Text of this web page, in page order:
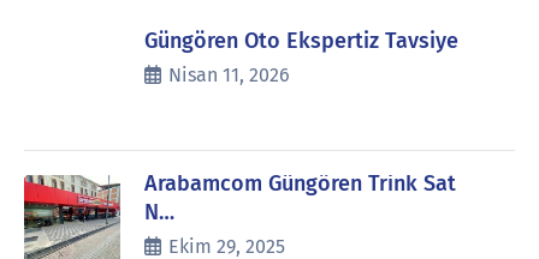
Güngören Oto Ekspertiz Tavsiye
Nisan 11, 2026
Arabamcom Güngören Trink Sat
N…
Ekim 29, 2025